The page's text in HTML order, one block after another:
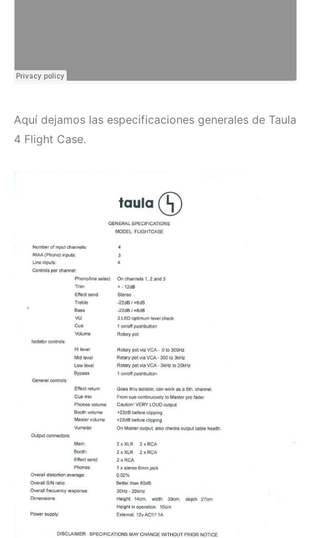
Aquí dejamos las especificaciones generales de Taula
4 Flight Case.